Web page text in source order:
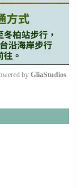
u
by GliaStudios